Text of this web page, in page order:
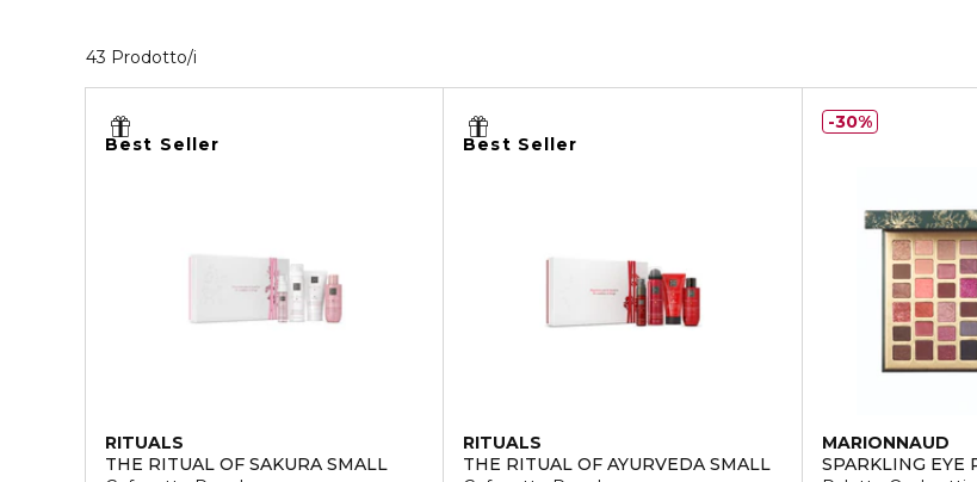
43 Prodotto/i
Best Seller
RITUALS
THE RITUAL OF SAKURA SMALL
Best Seller
RITUALS
THE RITUAL OF AYURVEDA SMALL
MARIONNAUD
SPARKLING EYE
30%